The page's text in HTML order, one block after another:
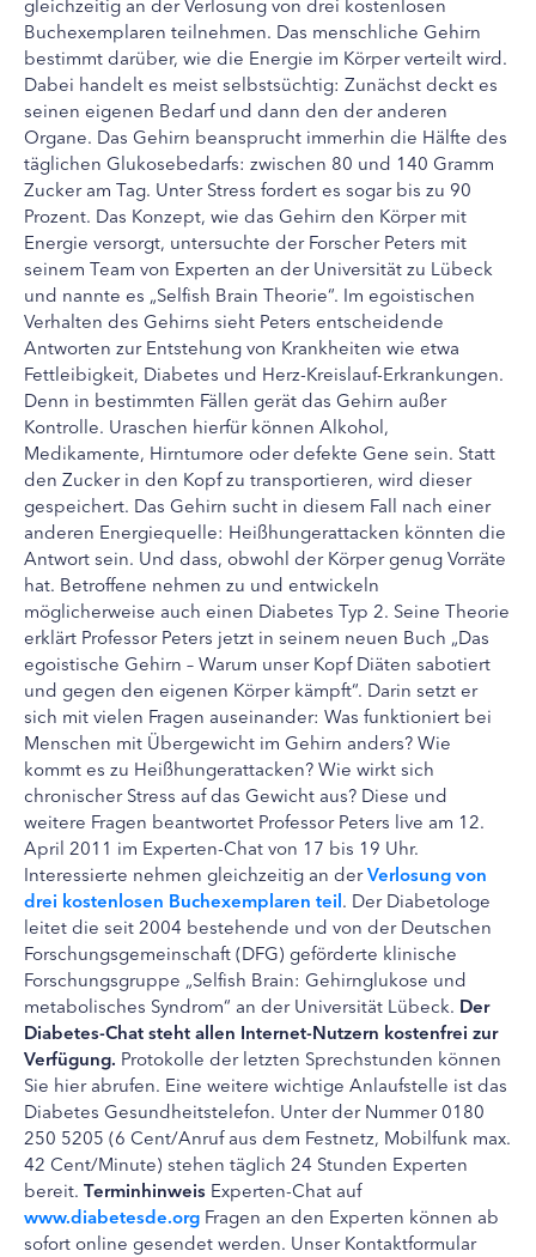
Buchexemplaren teilnehmen. Das menschliche Gehirn
bestimmt darüber, wie die Energie im Körper verteilt wird.
Dabei handelt es meist selbstsüchtig: Zunächst deckt es
seinen eigenen Bedarf und dann den der anderen
Organe. Das Gehirn beansprucht immerhin die Hälfte des
täglichen Glukosebedarfs: zwischen 80 und 140 Gramm
Zucker am Tag. Unter Stress fordert es sogar bis zu 90
Prozent. Das Konzept, wie das Gehirn den Körper mit
Energie versorgt, untersuchte der Forscher Peters mit
seinem Team von Experten an der Universität zu Lübeck
und nannte es „Selfish Brain Theorie“. Im egoistischen
Verhalten des Gehirns sieht Peters entscheidende
Antworten zur Entstehung von Krankheiten wie etwa
Fettleibigkeit, Diabetes und Herz-Kreislauf-Erkrankungen.
Denn in bestimmten Fällen gerät das Gehirn außer
Kontrolle. Uraschen hierfür können Alkohol,
Medikamente, Hirntumore oder defekte Gene sein. Statt
den Zucker in den Kopf zu transportieren, wird dieser
gespeichert. Das Gehirn sucht in diesem Fall nach einer
anderen Energiequelle: Heißhungerattacken könnten die
Antwort sein. Und dass, obwohl der Körper genug Vorräte
hat. Betroffene nehmen zu und entwickeln
möglicherweise auch einen Diabetes Typ 2. Seine Theorie
erklärt Professor Peters jetzt in seinem neuen Buch „Das
egoistische Gehirn – Warum unser Kopf Diäten sabotiert
und gegen den eigenen Körper kämpft“. Darin setzt er
sich mit vielen Fragen auseinander: Was funktioniert bei
Menschen mit Übergewicht im Gehirn anders? Wie
kommt es zu Heißhungerattacken? Wie wirkt sich
chronischer Stress auf das Gewicht aus? Diese und
weitere Fragen beantwortet Professor Peters live am 12.
April 2011 im Experten-Chat von 17 bis 19 Uhr.
Interessierte nehmen gleichzeitig an derVerlosung von
drei kostenlosen Buchexemplaren teil. Der Diabetologe
leitet die seit 2004 bestehende und von der Deutschen
Forschungsgemeinschaft (DFG) geförderte klinische
Forschungsgruppe „Selfish Brain: Gehirnglukose und
metabolisches Syndrom“ an der Universität Lübeck. Der
Diabetes-Chat steht allen Internet-Nutzern kostenfrei zur
Verfügung. Protokolle der letzten Sprechstunden können
Sie hier abrufen. Eine weitere wichtige Anlaufstelle ist das
Diabetes Gesundheitstelefon. Unter der Nummer 0180
250 5205 (6 Cent/Anruf aus dem Festnetz, Mobilfunk max.
42 Cent/Minute) stehen täglich 24 Stunden Experten
bereit. Terminhinweis Experten-Chat auf
www.diabetesde.org Fragen an den Experten können ab
sofort online gesendet werden. Unser Kontaktformular